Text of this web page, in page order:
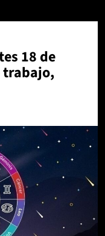
18 de
trabajo,